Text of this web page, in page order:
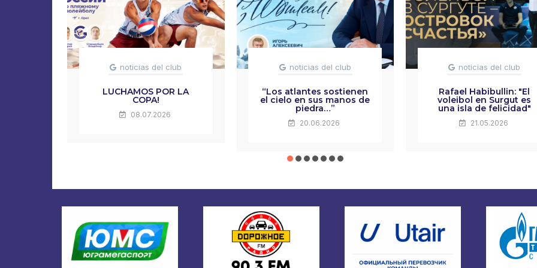
noticias del club
LUCHAMOS POR LA
COPA!
08.07.2026
noticias del club
“Los atlantes sostienen
el cielo en sus manos de
piedra…”
20.06.2026
noticias del club
Rafael Habibullin: "El
voleibol en Surgut es
una isla de felicidad"
21.05.2026